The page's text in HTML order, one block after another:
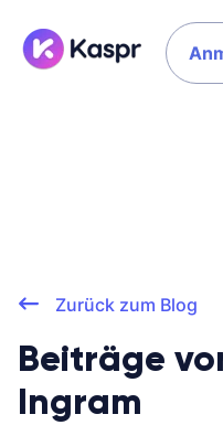
Zurück zum Blog
Beiträge
Ingram